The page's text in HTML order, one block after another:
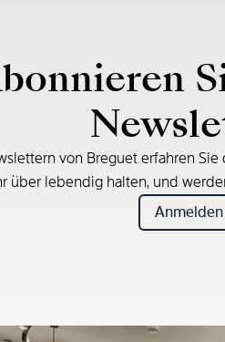
von Breguet erfahren
über lebendig halten, und
Anmelden